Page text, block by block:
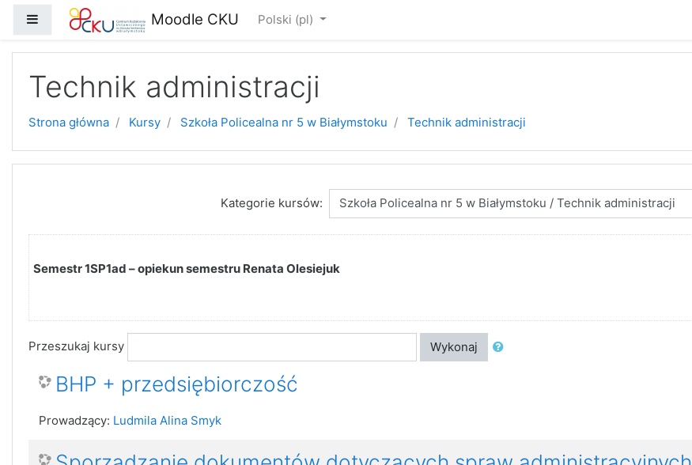
Przejdź do głównej zawartości
Panel boczny Moodle CKU Polski ‎(pl)‎
Technik administracji
Strona główna Kursy Szkoła Policealna nr 5 w Białymstoku Technik administracji
Kategorie kursów:
Semestr 1SP1ad – opiekun semestru Renata Olesiejuk
Przeszukaj kursy Wykonaj
BHP + przedsiębiorczość
Prowadzący: Ludmila Alina Smyk